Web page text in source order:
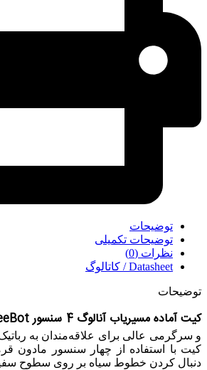
توضیحات
توضیحات تکمیلی
نظرات (0)
Datasheet / کاتالوگ
توضیحات
کیت آماده مسیریاب آنالوگ 4 سنسور LineeBot،
و سرگرمی عالی برای علاقه‌مندان به
کیت با استفاده از چهار سنسور مادون
دنبال کردن خطوط سیاه بر روی سطوح